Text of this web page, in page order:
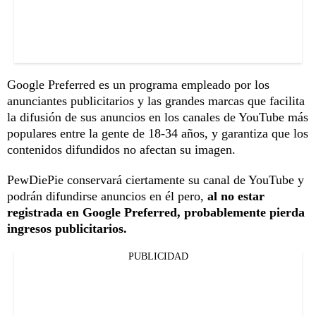
Google Preferred es un programa empleado por los
anunciantes publicitarios y las grandes marcas que facilita
la difusión de sus anuncios en los canales de YouTube más
populares entre la gente de 18-34 años, y garantiza que los
contenidos difundidos no afectan su imagen.
PewDiePie conservará ciertamente su canal de YouTube y
podrán difundirse anuncios en él pero, al no estar
registrada en Google Preferred, probablemente pierda
ingresos publicitarios.
PUBLICIDAD